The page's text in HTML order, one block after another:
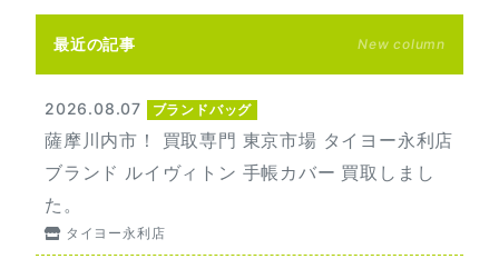
最近の記事 New column
2026.08.07 ブランドバッグ
薩摩川内市！ 買取専門 東京市場 タイヨー永利店
ブランド ルイヴィトン 手帳カバー 買取しまし
た。
タイヨー永利店